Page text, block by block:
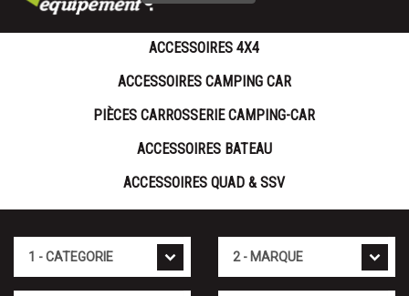
ACCESSOIRES 4X4
ACCESSOIRES CAMPING CAR
PIÈCES CARROSSERIE CAMPING-CAR
ACCESSOIRES BATEAU
ACCESSOIRES QUAD & SSV